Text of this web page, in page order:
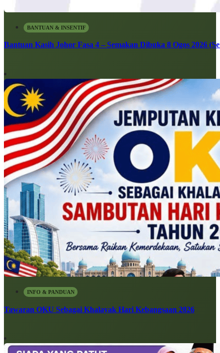
BANTUAN & INSENTIF
Bantuan Kasih Johor Fasa 4 – Semakan Dibuka 8 Ogos 2026
INFO & PANDUAN
Tawaran OKU Sebagai Khalayak Hari Kebangsaan 2026